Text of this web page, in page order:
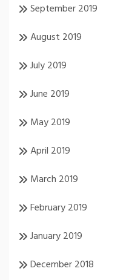
September 2019
August 2019
July 2019
June 2019
May 2019
April 2019
March 2019
February 2019
January 2019
December 2018